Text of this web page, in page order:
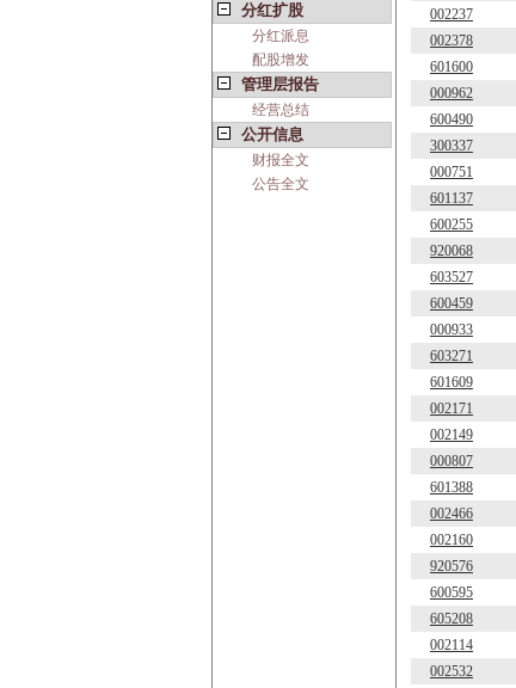
分红扩股
分红派息
配股增发
管理层报告
经营总结
公开信息
财报全文
公告全文
002237
002378
601600
000962
600490
300337
000751
601137
600255
920068
603527
600459
000933
603271
601609
002171
002149
000807
601388
002466
002160
920576
600595
605208
002114
002532